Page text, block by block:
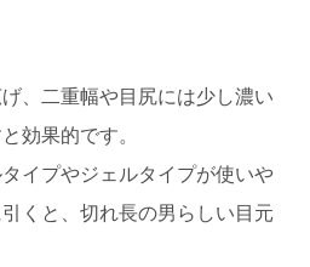
、二重幅や目尻には少し濃い
効果的です。
イプやジェルタイプが使いや
くと、切れ長の男らしい目元